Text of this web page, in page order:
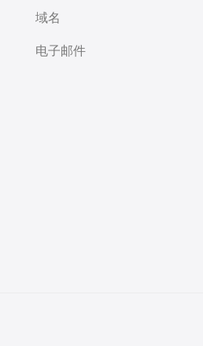
域名
电子邮件